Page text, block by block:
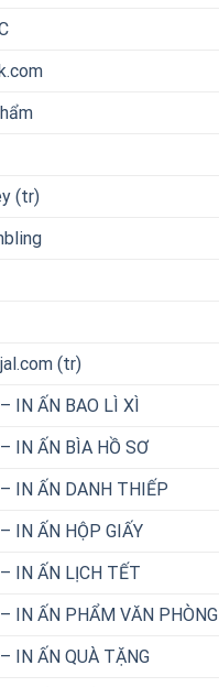
(tr)
(tr)
IN ẤN BAO LÌ XÌ
IN ẤN BÌA HỒ SƠ
IN ẤN DANH THIẾP
IN ẤN HỘP GIẤY
IN ẤN LỊCH TẾT
IN ẤN PHẨM VĂN PHÒNG
IN ẤN QUÀ TẶNG